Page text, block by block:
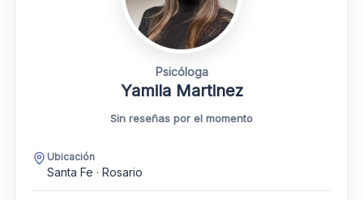
Psicóloga
Yamila Martinez
Sin reseñas por el momento
Ubicación
Santa Fe · Rosario